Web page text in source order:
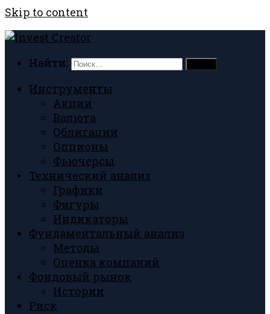
Skip to content
Найти:
Инструменты
Акции
Валюта
Облигации
Опционы
Фьючерсы
Технический анализ
Графики
Фигуры
Индикаторы
Фундаментальный анализ
Методы
Оценка компаний
Фондовый рынок
Истории
Риск